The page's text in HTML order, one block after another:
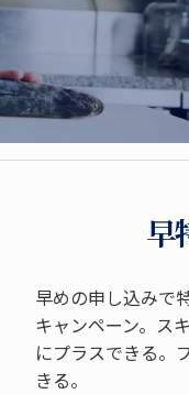
早
早めの申し込みで
キャンペーン。ス
にプラスできる。
きる。